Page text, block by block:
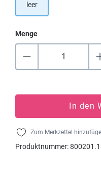
leer
Menge
In den
Zum Merkzettel
Produktnummer: